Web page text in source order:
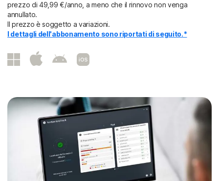
prezzo di 49,99 €/anno , a meno che il rinnovo non venga
annullato.
Il prezzo è soggetto a variazioni.
I dettagli dell'abbonamento sono riportati di seguito.*